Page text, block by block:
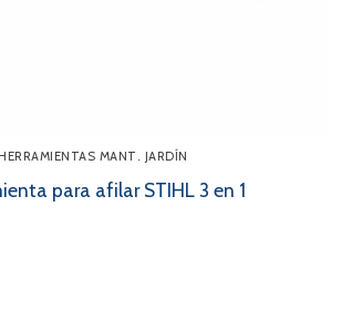
MANT. JARDÍN
para afilar STIHL 3 en 1